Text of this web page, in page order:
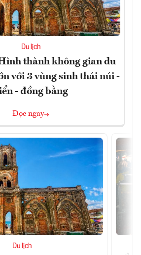
Du lịch
thành không gian du
với 3 vùng sinh thái núi -
- đồng bằng
Đọc ngay
Du lịch